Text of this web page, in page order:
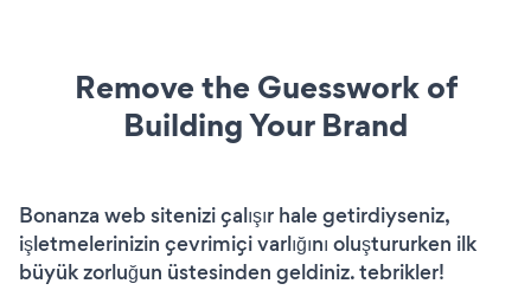
Remove the Guesswork of
Building Your Brand
Bonanza web sitenizi çalışır hale getirdiyseniz,
işletmelerinizin çevrimiçi varlığını oluştururken ilk
büyük zorluğun üstesinden geldiniz. tebrikler!